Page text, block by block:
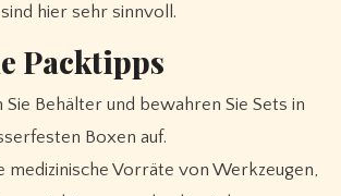
hier sehr sinnvoll.
Packtipps
Sie Behälter und bewahren Sie Sets in
Boxen auf.
medizinische Vorräte von Werkzeugen,